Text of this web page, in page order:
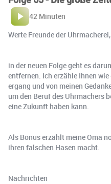
42 Minuten
Werte Freunde der Uhrmacherei,
in der neuen Folge geht es
entfernen. Ich erzähle Ihnen
ergang und von meinen
um den Beruf des Uhrmachers
eine Zukunft haben kann.
Als Bonus erzählt meine Oma
ihren falschen Hasen macht.
Nachrichten